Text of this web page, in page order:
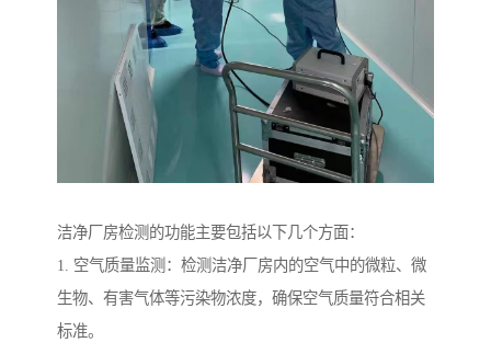
洁净厂房检测的功能主要包括以下几个方面：
1. 空气质量监测：检测洁净厂房内的空气中的微粒、微
生物、有害气体等污染物浓度，确保空气质量符合相关
标准。